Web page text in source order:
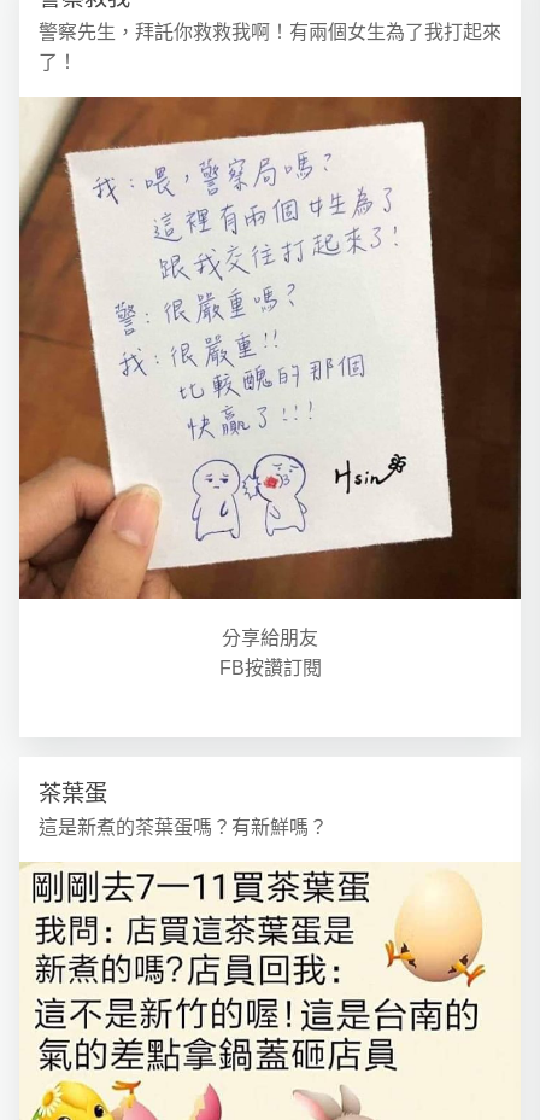
警察先生，拜託你救救我啊！有兩個女生為了我打起來
了！
分享給朋友
FB按讚訂閱
茶葉蛋
這是新煮的茶葉蛋嗎？有新鮮嗎？